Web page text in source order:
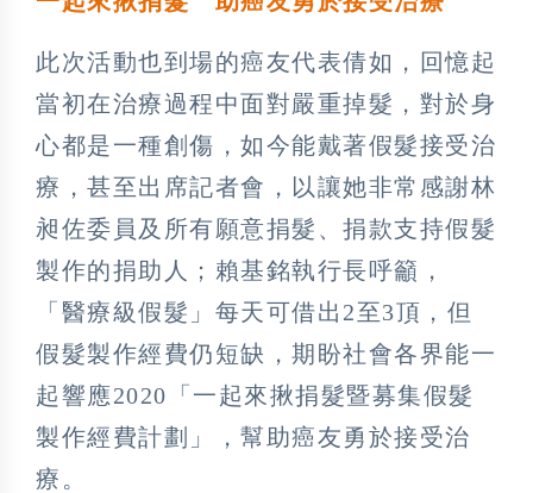
此次活動也到場的癌友代表倩如，回憶起
當初在治療過程中面對嚴重掉髮，對於身
心都是一種創傷，如今能戴著假髮接受治
療，甚至出席記者會，以讓她非常感謝林
昶佐委員及所有願意捐髮、捐款支持假髮
製作的捐助人；賴基銘執行長呼籲，
「醫療級假髮」每天可借出2至3頂，但
假髮製作經費仍短缺，期盼社會各界能一
起響應2020「一起來揪捐髮暨募集假髮
製作經費計劃」，幫助癌友勇於接受治
療。